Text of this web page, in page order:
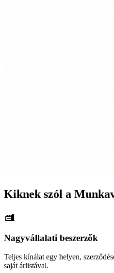
Kiknek szól a
Nagyvállalati beszerzők
Teljes kínálat egy helyen,
saját árlistával.